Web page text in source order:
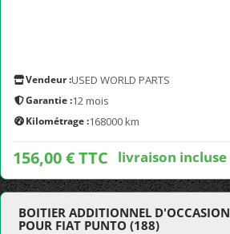
Vendeur :USED WORLD PARTS
Garantie :12 mois
Kilométrage :168000 km
156,00 € TTC livraison incluse
BOITIER ADDITIONNEL D'OCCASION
POUR FIAT PUNTO (188)